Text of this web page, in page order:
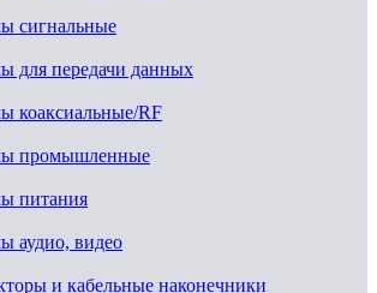
сигнальные
для передачи данных
коаксиальные/RF
промышленные
питания
аудио, видео
и кабельные наконечники